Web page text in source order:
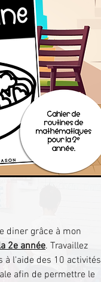
diner grâce à mon
2e année. Travaillez
à l'aide des 10 activités
afin de permettre le